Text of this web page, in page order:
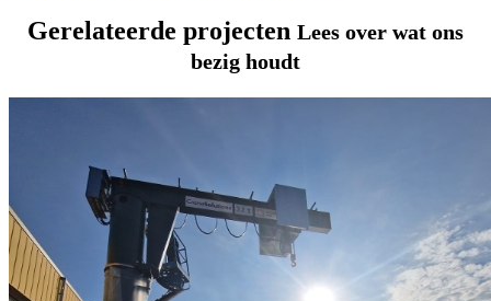
Gerelateerde projecten Lees over wat ons
bezig houdt